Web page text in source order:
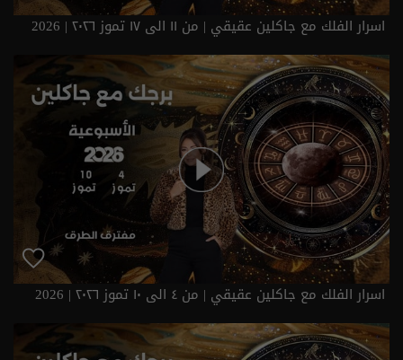
اسرار الفلك مع جاكلين عقيقي | من ١١ الى ١٧ تموز ٢٠٢٦ | 2026
اسرار الفلك مع جاكلين عقيقي | من ٤ الى ١٠ تموز ٢٠٢٦ | 2026